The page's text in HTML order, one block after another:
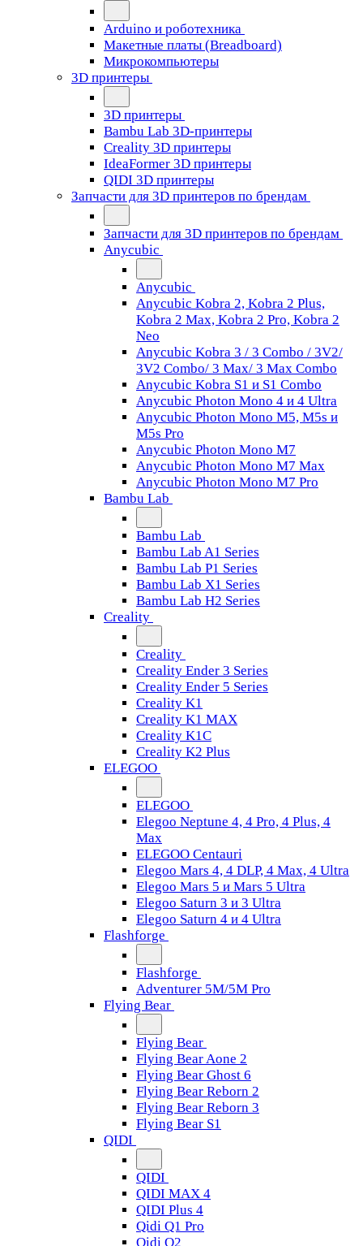
Arduino и роботехника
Макетные платы (Breadboard)
Микрокомпьютеры
3D принтеры
3D принтеры
Bambu Lab 3D-принтеры
Creality 3D принтеры
IdeaFormer 3D принтеры
QIDI 3D принтеры
Запчасти для 3D принтеров по брендам
Запчасти для 3D принтеров по брендам
Anycubic
Anycubic
Anycubic Kobra 2, Kobra 2 Plus,
Kobra 2 Max, Kobra 2 Pro, Kobra 2
Neo
Anycubic Kobra 3 / 3 Combo / 3V2/
3V2 Combo/ 3 Max/ 3 Max Combo
Anycubic Kobra S1 и S1 Combo
Anycubic Photon Mono 4 и 4 Ultra
Anycubic Photon Mono M5, M5s и
M5s Pro
Anycubic Photon Mono M7
Anycubic Photon Mono M7 Max
Anycubic Photon Mono M7 Pro
Bambu Lab
Bambu Lab
Bambu Lab A1 Series
Bambu Lab P1 Series
Bambu Lab X1 Series
Bambu Lab H2 Series
Creality
Creality
Creality Ender 3 Series
Creality Ender 5 Series
Creality K1
Creality K1 MAX
Creality K1C
Creality K2 Plus
ELEGOO
ELEGOO
Elegoo Neptune 4, 4 Pro, 4 Plus, 4
Max
ELEGOO Centauri
Elegoo Mars 4, 4 DLP, 4 Max, 4 Ultra
Elegoo Mars 5 и Mars 5 Ultra
Elegoo Saturn 3 и 3 Ultra
Elegoo Saturn 4 и 4 Ultra
Flashforge
Flashforge
Adventurer 5M/5M Pro
Flying Bear
Flying Bear
Flying Bear Aone 2
Flying Bear Ghost 6
Flying Bear Reborn 2
Flying Bear Reborn 3
Flying Bear S1
QIDI
QIDI
QIDI MAX 4
QIDI Plus 4
Qidi Q1 Pro
Qidi Q2